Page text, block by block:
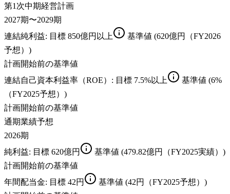
第1次中期経営計画
2027期〜2029期
連結純利益: 目標 850億円以上 基準値 (620億円（FY2026
予想）)
計画開始前の基準値
連結自己資本利益率（ROE） : 目標 7.5%以上 基準値 (6%
（FY2025予想）)
計画開始前の基準値
通期業績予想
2026期
純利益: 目標 620億円 基準値 (479.82億円（FY2025実績）)
計画開始前の基準値
年間配当金: 目標 42円 基準値 (42円（FY2025予想）)